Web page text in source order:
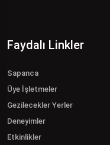
Faydalı Linkler
Sapanca
Üye İşletmeler
Gezilecekler Yerler
Deneyimler
Etkinlikler